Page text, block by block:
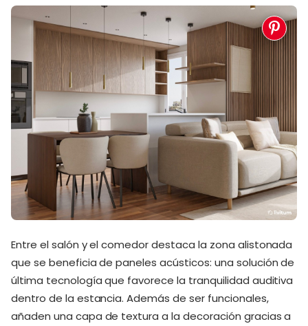
Entre el salón y el comedor destaca la zona alistonada
que se beneficia de paneles acústicos: una solución de
última tecnología que favorece la tranquilidad auditiva
dentro de la estancia. Además de ser funcionales,
añaden una capa de textura a la decoración gracias a